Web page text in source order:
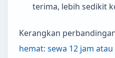
terima, lebih sedikit
Kerangkan
hemat: sewa 12 jam